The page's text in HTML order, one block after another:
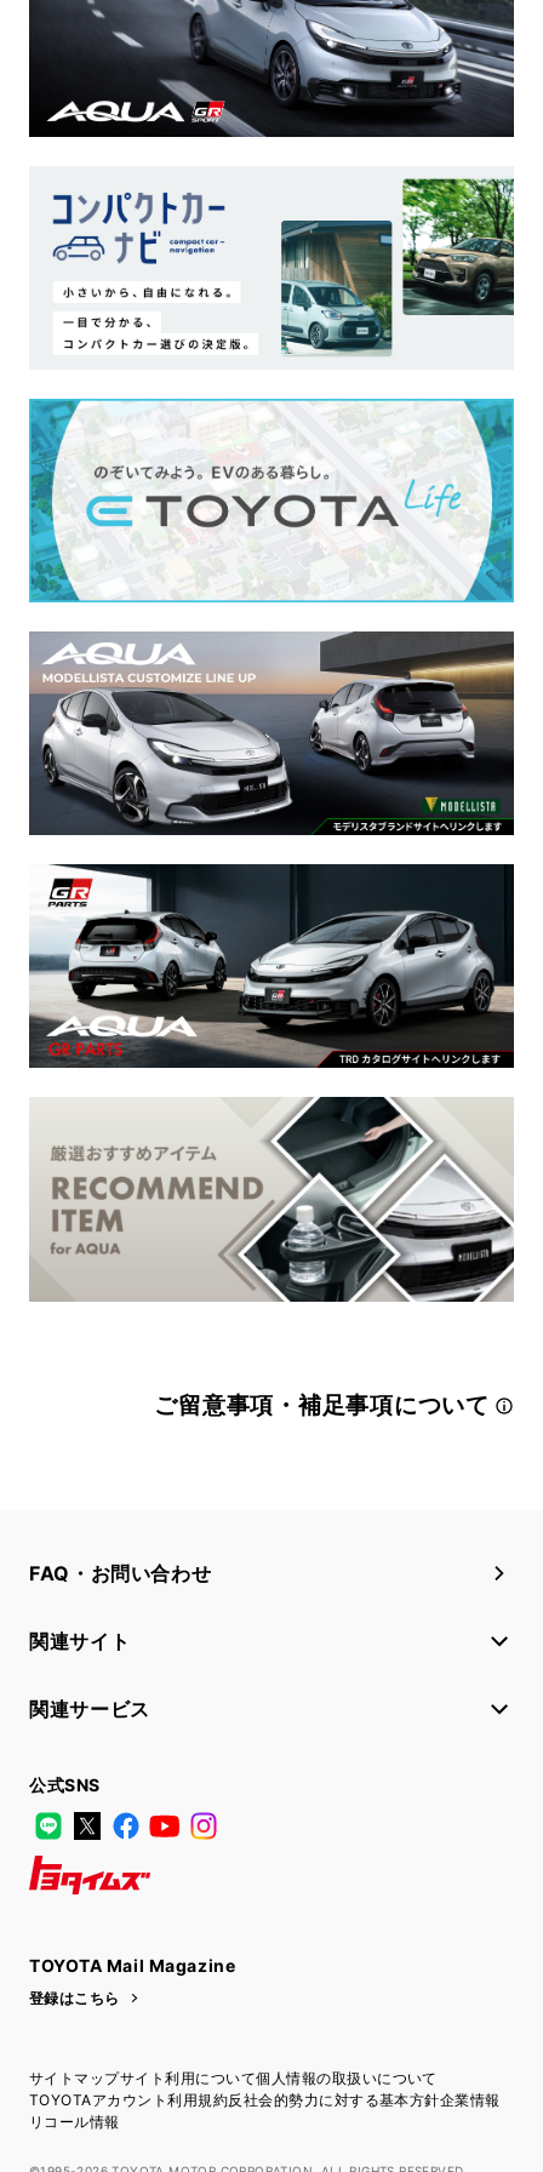
ご留意事項・補足事項について
FAQ・お問い合わせ
関連サイト
関連サービス
公式SNS
LINE
X FacebookYouTube
TOYOTA Mail Magazine
登録はこちら
サイトマップサイト利用について個人情報の取扱いについて
TOYOTAアカウント利用規約反社会的勢力に対する基本方針企業情報
リコール情報